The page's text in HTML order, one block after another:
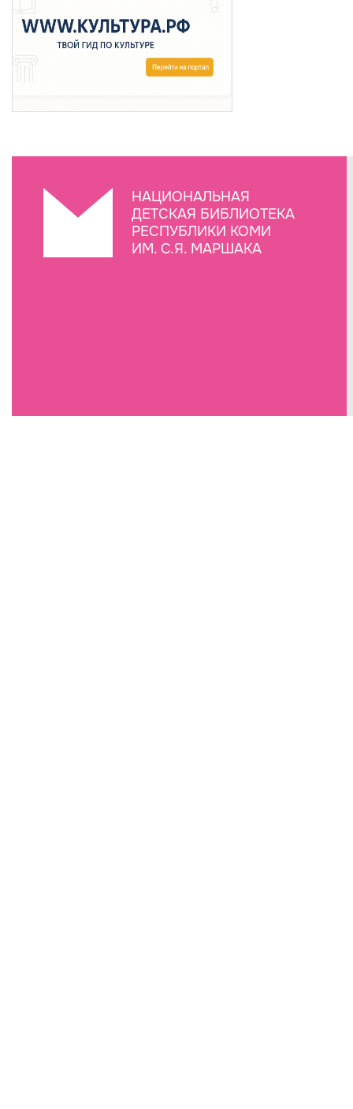
НАЦИОНАЛЬНАЯ
ДЕТСКАЯ БИБЛИОТЕКА
РЕСПУБЛИКИ КОМИ
ИМ. С.Я. МАРШАКА